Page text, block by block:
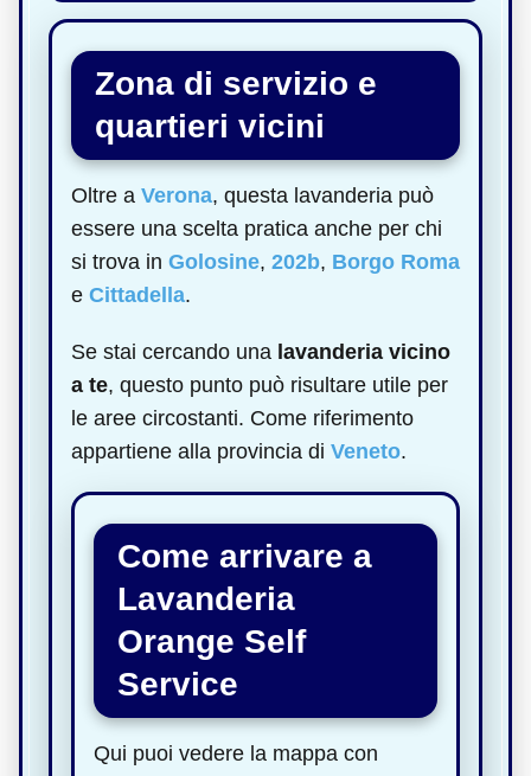
Zona di servizio e
quartieri vicini
Oltre a Verona, questa lavanderia può
essere una scelta pratica anche per chi
si trova in Golosine, 202b, Borgo Roma
e Cittadella.
Se stai cercando una lavanderia vicino
a te, questo punto può risultare utile per
le aree circostanti. Come riferimento
appartiene alla provincia di Veneto.
Come arrivare a
Lavanderia
Orange Self
Service
Qui puoi vedere la mappa con